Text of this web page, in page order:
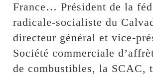
France… Président de la
radicale-socialiste du
directeur général et vice-
Société commerciale
de combustibles, la SCAC,